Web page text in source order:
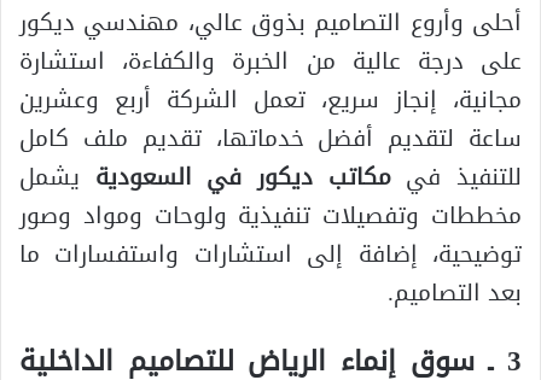
أحلى وأروع التصاميم بذوق عالي، مهندسي ديكور
على درجة عالية من الخبرة والكفاءة، استشارة
مجانية، إنجاز سريع، تعمل الشركة أربع وعشرين
ساعة لتقديم أفضل خدماتها، تقديم ملف كامل
للتنفيذ فيمكاتب ديكور في السعودية يشمل
مخططات وتفصيلات تنفيذية ولوحات ومواد وصور
توضيحية، إضافة إلى استشارات واستفسارات ما
بعد التصاميم.
3 ـ سوق إنماء الرياض للتصاميم الداخلية